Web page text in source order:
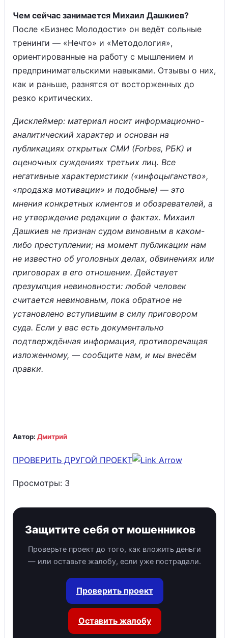
Чем сейчас занимается Михаил Дашкиев?
После «Бизнес Молодости» он ведёт сольные
тренинги — «Нечто» и «Методология»,
ориентированные на работу с мышлением и
предпринимательскими навыками. Отзывы о них,
как и раньше, разнятся от восторженных до
резко критических.
Дисклеймер: материал носит информационно-
аналитический характер и основан на
публикациях открытых СМИ (Forbes, РБК) и
оценочных суждениях третьих лиц. Все
негативные характеристики («инфоцыганство»,
«продажа мотивации» и подобные) — это
мнения конкретных клиентов и обозревателей, а
не утверждение редакции о фактах. Михаил
Дашкиев не признан судом виновным в каком-
либо преступлении; на момент публикации нам
не известно об уголовных делах, обвинениях или
приговорах в его отношении. Действует
презумпция невиновности: любой человек
считается невиновным, пока обратное не
установлено вступившим в силу приговором
суда. Если у вас есть документально
подтверждённая информация, противоречащая
изложенному, — сообщите нам, и мы внесём
правки.
Автор: Дмитрий
ПРОВЕРИТЬ ДРУГОЙ ПРОЕКТ
Просмотры: 3
Защитите себя от мошенников
Проверьте проект до того, как вложить деньги
— или оставьте жалобу, если уже пострадали.
Проверить проект
Оставить жалобу